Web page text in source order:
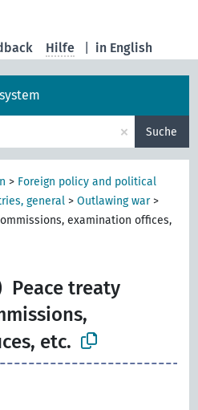
in English
Hilfe
× Suche
> Foreign policy and political
general >Outlawing war>
examination offices,
Peace treaty
etc.